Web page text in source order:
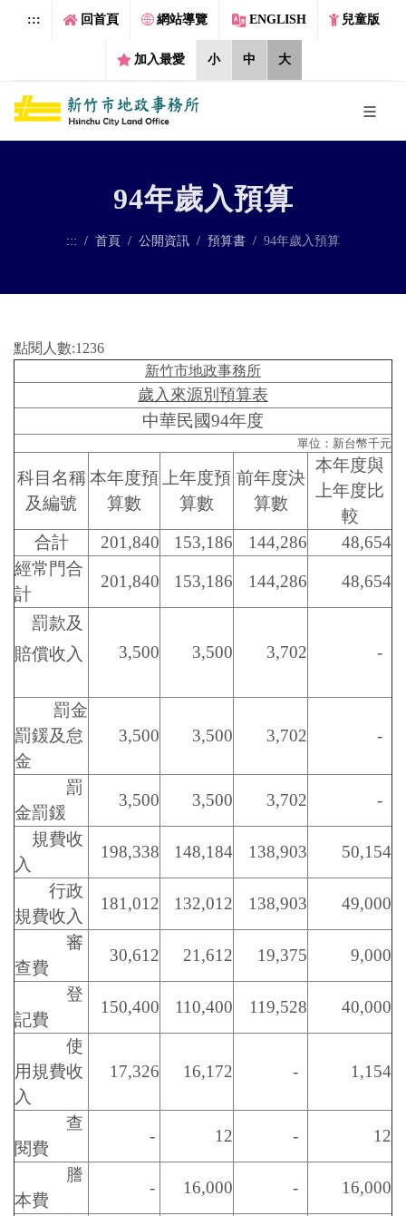
跳到主要內容區塊
::: 回首頁 網站導覽 ENGLISH 兒童版
加入最愛 小 中 大
94年歲入預算
::: 首頁 公開資訊 預算書 94年歲入預算
點閱人數:1236
新竹市地政事務所
歲入來源別預算表
中華民國94年度
單位：新台幣千元
科目名稱
及編號
本年度預
算數
上年度預
算數
前年度決
算數
本年度與
上年度比
較
合計
201,840 153,186 144,286
48,654
經常門合
計
201,840 153,186 144,286 48,654
罰款及
賠償收入
3,500 3,500 3,702 -
罰金
罰鍰及怠
金
3,500 3,500 3,702 -
罰
金罰鍰
3,500 3,500 3,702 -
規費收
入
198,338 148,184 138,903 50,154
行政
規費收入
181,012 132,012 138,903 49,000
審
查費
30,612 21,612 19,375 9,000
登
記費
150,400 110,400 119,528 40,000
使
用規費收
入
17,326 16,172 - 1,154
查
閱費
- 12 - 12
謄
本費
- 16,000 - 16,000